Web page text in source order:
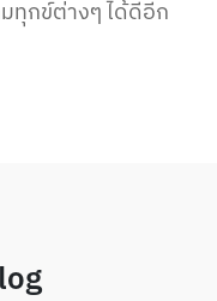
ทุกข์ต่างๆ ได้ดีอีก